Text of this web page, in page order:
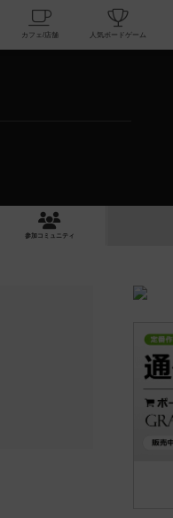
掲示板一覧 カフェ/店舗
参加 コミュニティ